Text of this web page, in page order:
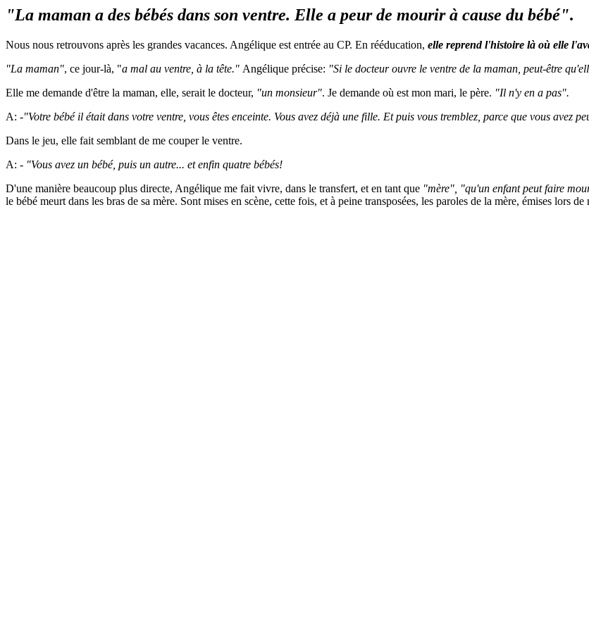
"La maman a des bébés dans son ventre. Elle a peur de mourir à cause du bébé".
Nous nous retrouvons après les grandes vacances. Angélique est entrée au CP. En rééducation, elle reprend l'histoire là où elle
"La maman", ce jour-là, "a mal au ventre, à la tête." Angélique précise: "Si le docteur ouvre le ventre de la maman, peut-être
Elle me demande d'être la maman, elle, serait le docteur, "un monsieur". Je demande où est mon mari, le père. "Il n'y en a pas".
A: -"Votre bébé il était dans votre ventre, vous êtes enceinte. Vous avez déjà une fille. Et puis vous tremblez, parce que vous avez
Dans le jeu, elle fait semblant de me couper le ventre.
A: - "Vous avez un bébé, puis un autre... et enfin quatre bébés!
D'une manière beaucoup plus directe, Angélique me fait vivre, dans le transfert, et en tant que "mère", "qu'un enfant peut faire
le bébé meurt dans les bras de sa mère. Sont mises en scène, cette fois, et à peine transposées, les paroles de la mère, émises lors